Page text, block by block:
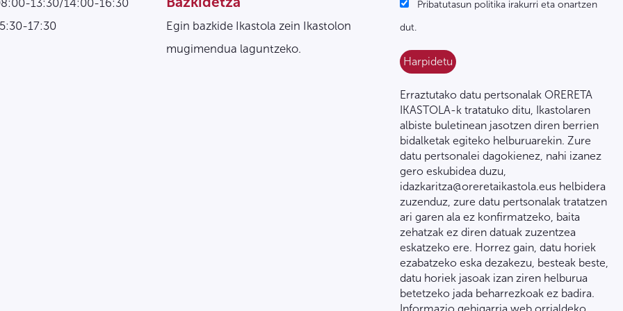
13:30/14:00-16:30
17:30
Egin bazkide Ikastola zein Ikastolon
mugimendua laguntzeko.
Pribatutasun politika irakurri eta onartzen
dut.
Erraztutako datu pertsonalak ORERETA
IKASTOLA-k tratatuko ditu, Ikastolaren
albiste buletinean jasotzen diren berrien
bidalketak egiteko helburuarekin. Zure
datu pertsonalei dagokienez, nahi izanez
gero eskubidea duzu,
idazkaritza@oreretaikastola.eus helbidera
zuzenduz, zure datu pertsonalak tratatzen
ari garen ala ez konfirmatzeko, baita
zehatzak ez diren datuak zuzentzea
eskatzeko ere. Horrez gain, datu horiek
ezabatzeko eska dezakezu, besteak beste,
datu horiek jasoak izan ziren helburua
betetzeko jada beharrezkoak ez badira.